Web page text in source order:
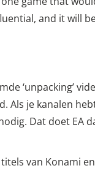
and it will
‘unpacking’
Als je kanalen
Dat doet EA
van Konami